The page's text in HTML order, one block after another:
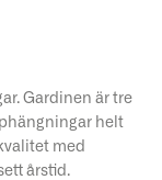
Gardinen är tre
helt
med
årstid.